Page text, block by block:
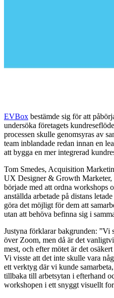
EVBox bestämde sig för att
undersöka företagets
processen skulle genomsyras av
team inblandade redan innan en
att bygga en mer integrerad
Tom Smedes, Acquisition
UX Designer & Growth Marketer,
började med att ordna workshops
anställda arbetade på distans
göra det möjligt för dem att
utan att behöva befinna sig i
Justyna förklarar bakgrunden: ”Vi
över Zoom, men då är det
mest, och efter mötet är det
Vi visste att det inte skulle vara
ett verktyg där vi kunde
tillbaka till arbetsytan i efterhand
workshopen i ett snyggt visuellt